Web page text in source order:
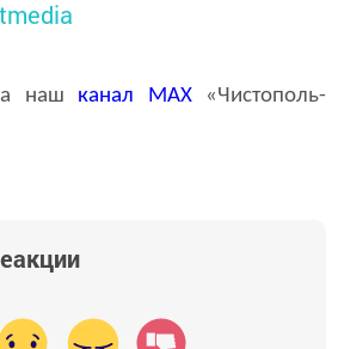
наш канал MAX«Чистополь-